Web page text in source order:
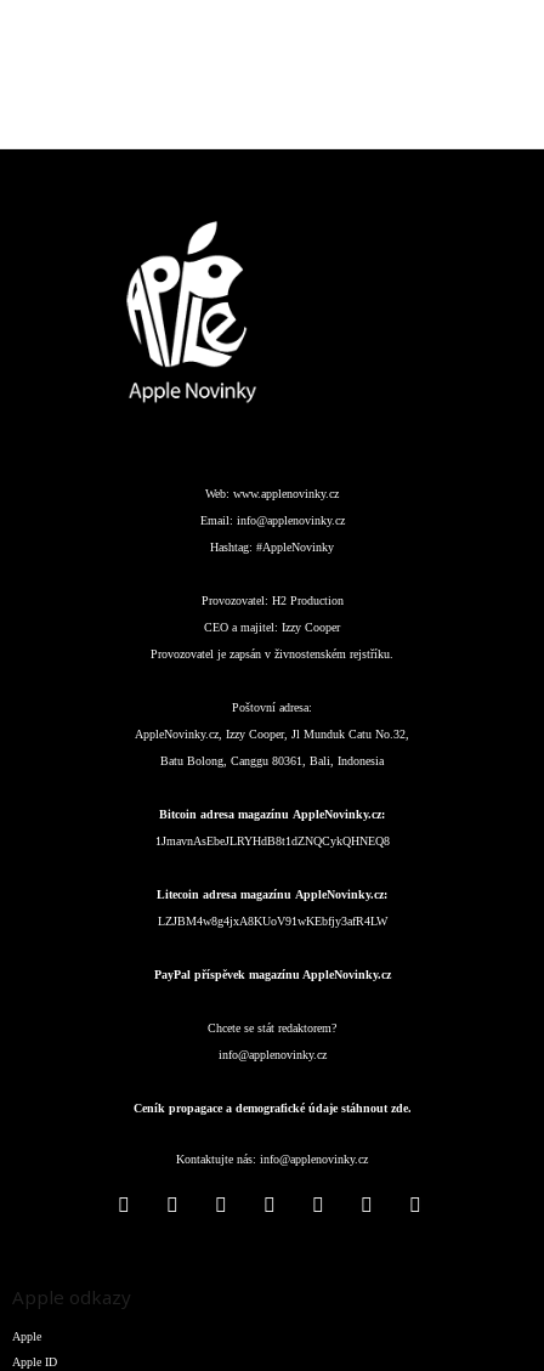
Web: www.applenovinky.cz
Email: info@applenovinky.cz
Hashtag: #AppleNovinky
Provozovatel: H2 Production
CEO a majitel: Izzy Cooper
Provozovatel je zapsán v živnostenském rejstříku.
Poštovní adresa:
AppleNovinky.cz, Izzy Cooper, Jl Munduk Catu No.32,
Batu Bolong, Canggu 80361, Bali, Indonesia
Bitcoin adresa magazínu AppleNovinky.cz:
1JmavnAsEbeJLRYHdB8t1dZNQCykQHNEQ8
Litecoin adresa magazínu AppleNovinky.cz:
LZJBM4w8g4jxA8KUoV91wKEbfjy3afR4LW
PayPal příspěvek magazínu AppleNovinky.cz
Chcete se stát redaktorem?
info@applenovinky.cz
Ceník propagace a demografické údaje stáhnout zde.
Kontaktujte nás: info@applenovinky.cz
Apple odkazy
Apple
Apple ID